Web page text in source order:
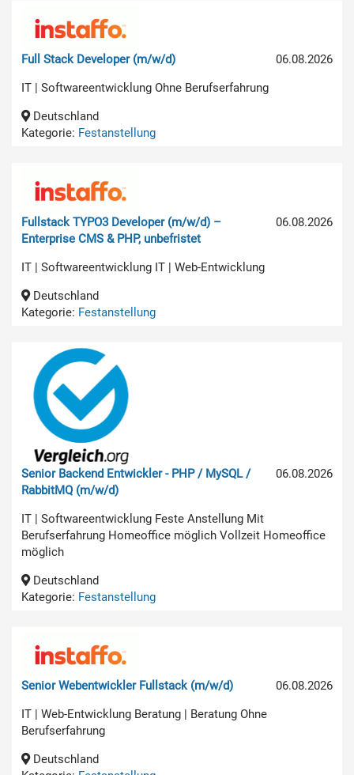
06.08.2026
Full Stack Developer (m/w/d)
IT | Softwareentwicklung Ohne Berufserfahrung
Deutschland
Kategorie: Festanstellung
06.08.2026
Fullstack TYPO3 Developer (m/w/d) –
Enterprise CMS & PHP, unbefristet
IT | Softwareentwicklung IT | Web-Entwicklung
Deutschland
Kategorie: Festanstellung
06.08.2026
Senior Backend Entwickler - PHP / MySQL /
RabbitMQ (m/w/d)
IT | Softwareentwicklung Feste Anstellung Mit
Berufserfahrung Homeoffice möglich Vollzeit Homeoffice
möglich
Deutschland
Kategorie: Festanstellung
06.08.2026
Senior Webentwickler Fullstack (m/w/d)
IT | Web-Entwicklung Beratung | Beratung Ohne
Berufserfahrung
Deutschland